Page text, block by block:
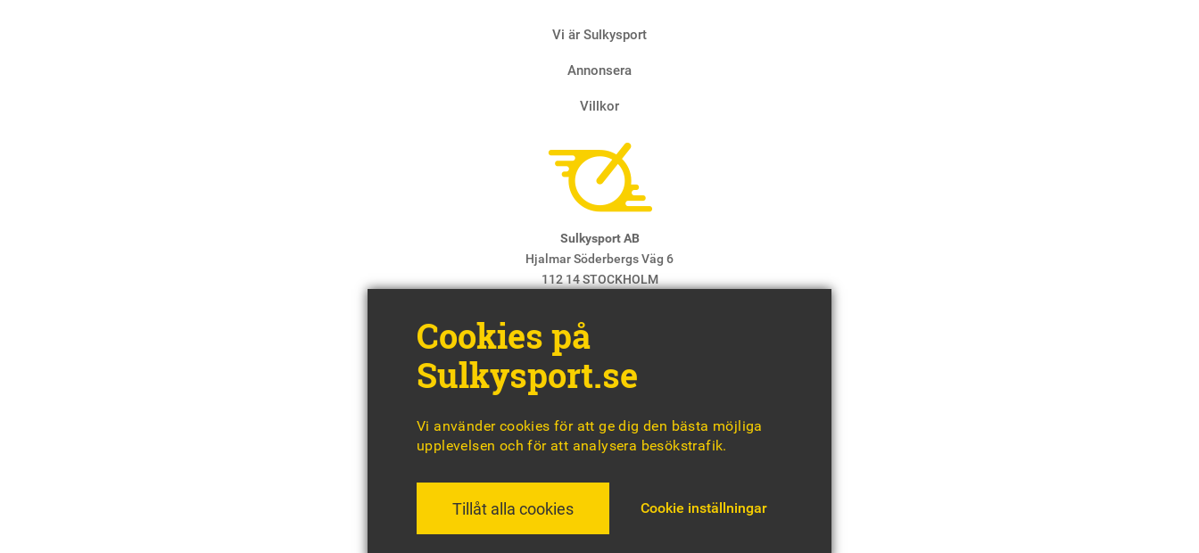
Vi är Sulkysport
Annonsera
Villkor
Sulkysport AB
Hjalmar Söderbergs Väg 6
112 14 STOCKHOLM
Chefredaktör & ansvarig utgivare:
Cookies på
Sulkysport.se
Vi använder cookies för att ge dig den bästa möjliga
upplevelsen och för att analysera besökstrafik.
Tillåt alla cookies Cookie inställningar